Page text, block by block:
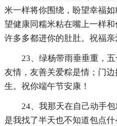
米一样将你围绕，盼望幸福
望健康同糯米粘在嘴上一样
许多多都进你的肚肚。祝福亲
23、绿杨带雨垂垂重，
友情，友善关爱粽是情；门
生。祝你端午节安康！
24、我那天在自己动手
是我找了半天也不知道包点